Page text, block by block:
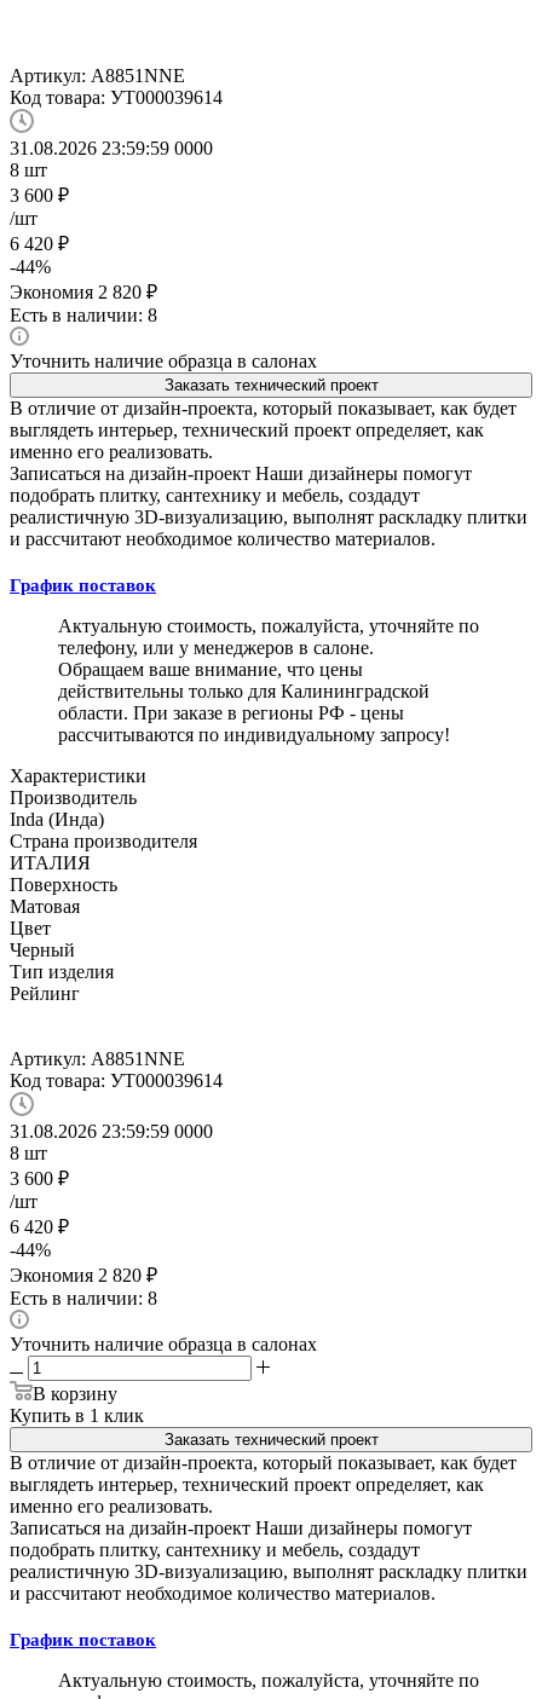
Артикул: A8851NNE
Код товара: УТ000039614
31.08.2026 23:59:59 0000
8 шт
3 600 ₽
/шт
6 420 ₽
-44%
Экономия 2 820 ₽
Есть в наличии: 8
Уточнить наличие образца в салонах
Заказать технический проект
В отличие от дизайн-проекта, который показывает, как будет
выглядеть интерьер, технический проект определяет, как
именно его реализовать.
Записаться на дизайн-проект Наши дизайнеры помогут
подобрать плитку, сантехнику и мебель, создадут
реалистичную 3D-визуализацию, выполнят раскладку плитки
и рассчитают необходимое количество материалов.
График поставок
Актуальную стоимость, пожалуйста, уточняйте по
телефону, или у менеджеров в салоне.
Обращаем ваше внимание, что цены
действительны только для Калининградской
области. При заказе в регионы РФ - цены
рассчитываются по индивидуальному запросу!
Характеристики
Производитель
Inda (Инда)
Страна производителя
ИТАЛИЯ
Поверхность
Матовая
Цвет
Черный
Тип изделия
Рейлинг
Артикул: A8851NNE
Код товара: УТ000039614
31.08.2026 23:59:59 0000
8 шт
3 600 ₽
/шт
6 420 ₽
-44%
Экономия 2 820 ₽
Есть в наличии: 8
Уточнить наличие образца в салонах
В корзину
Купить в 1 клик
Заказать технический проект
В отличие от дизайн-проекта, который показывает, как будет
выглядеть интерьер, технический проект определяет, как
именно его реализовать.
Записаться на дизайн-проект Наши дизайнеры помогут
подобрать плитку, сантехнику и мебель, создадут
реалистичную 3D-визуализацию, выполнят раскладку плитки
и рассчитают необходимое количество материалов.
График поставок
Актуальную стоимость, пожалуйста, уточняйте по